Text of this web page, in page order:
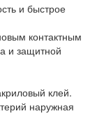
и быстрое
контактным
и защитной
клей.
наружная